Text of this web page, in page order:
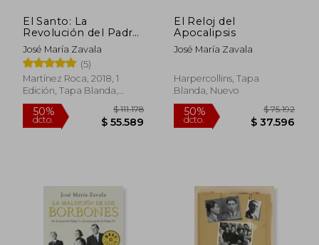
40%
dcto. $ 54.460
50%
dcto. $
El Santo: La
Revolución del Padre
pío
José María Zavala
(5)
Martínez Roca, 2018, 1
Edición, Tapa Blanda,
Nuevo
El Reloj del
Apocalipsis
José María Zavala
Harpercollins, Tapa
Blanda, Nuevo